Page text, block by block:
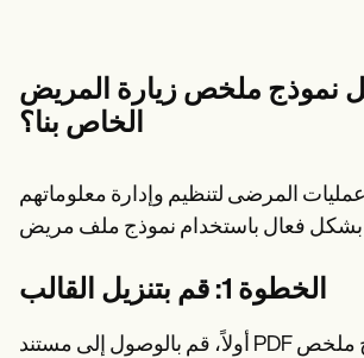
نموذج ملخص زيارة المريض
الخاص بنا؟
المرضى لتنظيم وإدارة معلوماتهم
الخطوة 1: قم بتنزيل القالب
أولاً، قم بالوصول إلى مستند PDF الخاص بنموذج ملخص